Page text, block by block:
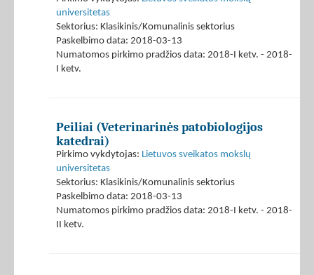
universitetas
Sektorius: Klasikinis/Komunalinis sektorius
Paskelbimo data: 2018-03-13
Numatomos pirkimo pradžios data: 2018-I ketv. - 2018-
I ketv.
Peiliai (Veterinarinės patobiologijos
katedrai)
Pirkimo vykdytojas: Lietuvos sveikatos mokslų
universitetas
Sektorius: Klasikinis/Komunalinis sektorius
Paskelbimo data: 2018-03-13
Numatomos pirkimo pradžios data: 2018-I ketv. - 2018-
II ketv.